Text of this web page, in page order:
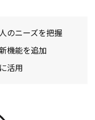
のニーズを把握
機能を追加
活用